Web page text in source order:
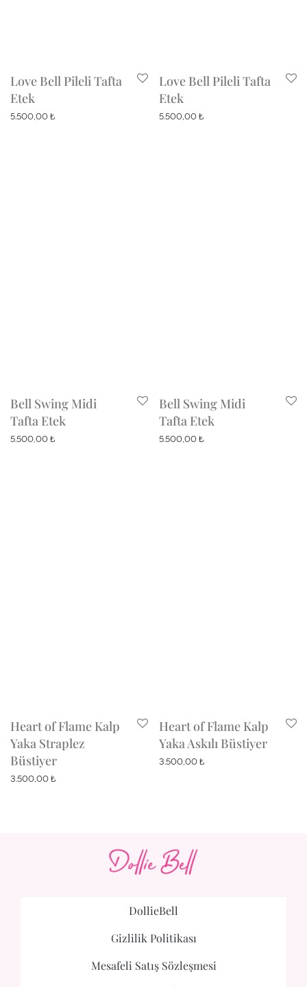
Love Bell Pileli Tafta
Etek
5.500,00 ₺
Love Bell Pileli Tafta
Etek
5.500,00 ₺
Bell Swing Midi
Tafta Etek
5.500,00 ₺
Bell Swing Midi
Tafta Etek
5.500,00 ₺
Heart of Flame Kalp
Yaka Straplez
Büstiyer
3.500,00 ₺
Heart of Flame Kalp
Yaka Askılı Büstiyer
3.500,00 ₺
DollieBell
Gizlilik Politikası
Mesafeli Satış Sözleşmesi